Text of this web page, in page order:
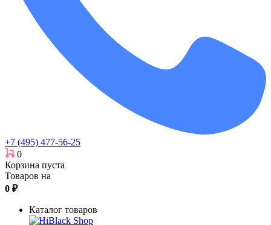
+7 (495) 477-56-25
0
Корзина пуста
Товаров на
0 ₽
Каталог товаров